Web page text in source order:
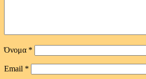
Όνομα *
Email *